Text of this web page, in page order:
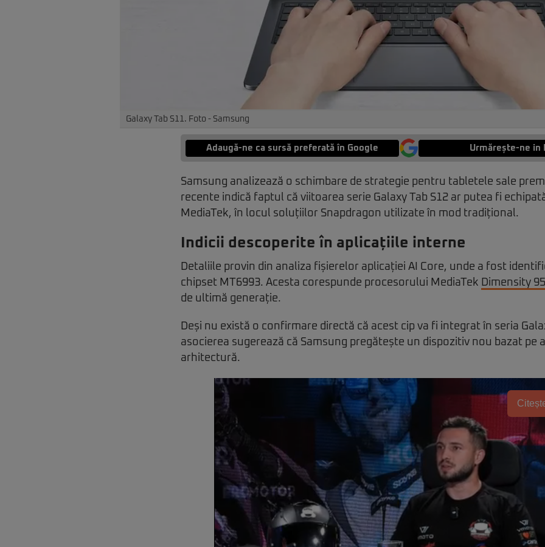
Galaxy Tab S11. Foto - Samsung
Adaugă-ne ca sursă preferată în Google Urmărește-ne in
Samsung analizează o schimbare de strategie pentru tabletele sale
recente indică faptul că viitoarea serie Galaxy Tab S12 ar putea fi
MediaTek, în locul soluțiilor Snapdragon utilizate în mod tradițional.
Indicii descoperite în aplicațiile interne
Detaliile provin din analiza fișierelor aplicației AI Core, unde a fost
chipset MT6993. Acesta corespunde procesorului MediaTek Dimensity
de ultimă generație.
Deși nu există o confirmare directă că acest cip va fi integrat în seria
asocierea sugerează că Samsung pregătește un dispozitiv nou bazat pe
arhitectură.